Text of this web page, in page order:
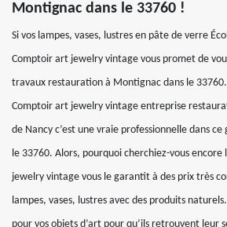
Montignac dans le 33760 !
Si vos lampes, vases, lustres en pâte de verre
Comptoir art jewelry vintage vous promet de
travaux restauration à Montignac dans le
Comptoir art jewelry vintage entreprise
de Nancy c’est une vraie professionnelle dans
le 33760. Alors, pourquoi cherchiez-vous encore
jewelry vintage vous le garantit à des prix très
lampes, vases, lustres avec des produits
pour vos objets d’art pour qu’ils retrouvent leur